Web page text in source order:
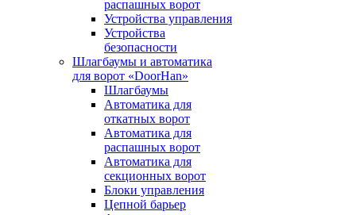
распашных ворот
Устройства управления
Устройства
безопасности
Шлагбаумы и автоматика
для ворот «DoorHan»
Шлагбаумы
Автоматика для
откатных ворот
Автоматика для
распашных ворот
Автоматика для
секционных ворот
Блоки управления
Цепной барьер